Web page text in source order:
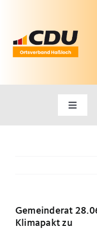
springen
Toggle
Gemeinderat
Klimapakt zu